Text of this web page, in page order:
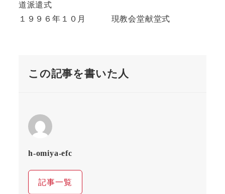
道派遣式
１９９６年１０月 現教会堂献堂式
この記事を書いた人
h-omiya-efc
記事一覧